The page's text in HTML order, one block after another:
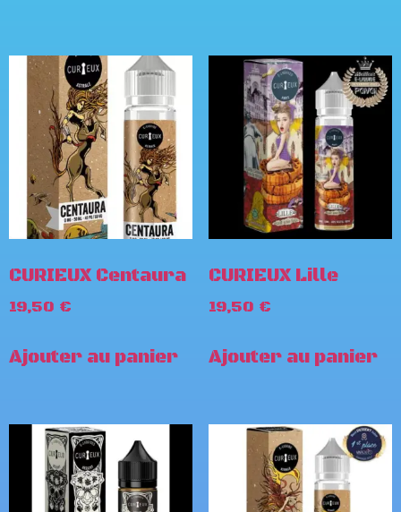
CURIEUX Centaura
19,50 €
Ajouter au panier
CURIEUX Lille
19,50 €
Ajouter au panier